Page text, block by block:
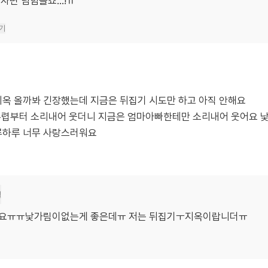
올까봐 긴장했는데 지금은 뒤집기 시도만 하고 아직 안해요
부터 소리내어 웃더니 지금은 엄마아빠한테만 소리내어 웃어요
루 너무 사랑스러워요
ㅠㅠ낯가림이없는게 좋은데ㅠ 저는 뒤집기ㅜ지옥이랍니더ㅠ